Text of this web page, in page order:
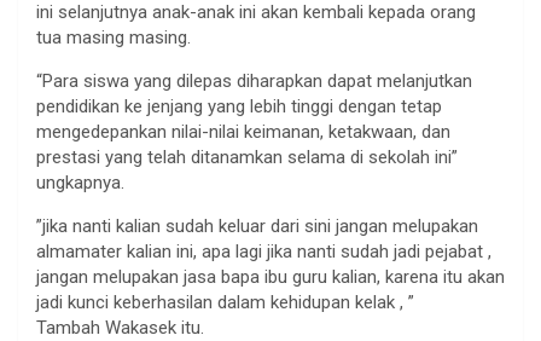
ini selanjutnya anak-anak ini akan kembali kepada orang
tua masing masing.
“Para siswa yang dilepas diharapkan dapat melanjutkan
pendidikan ke jenjang yang lebih tinggi dengan tetap
mengedepankan nilai-nilai keimanan, ketakwaan, dan
prestasi yang telah ditanamkan selama di sekolah ini”
ungkapnya.
”jika nanti kalian sudah keluar dari sini jangan melupakan
almamater kalian ini, apa lagi jika nanti sudah jadi pejabat ,
jangan melupakan jasa bapa ibu guru kalian, karena itu akan
jadi kunci keberhasilan dalam kehidupan kelak , ”
Tambah Wakasek itu.